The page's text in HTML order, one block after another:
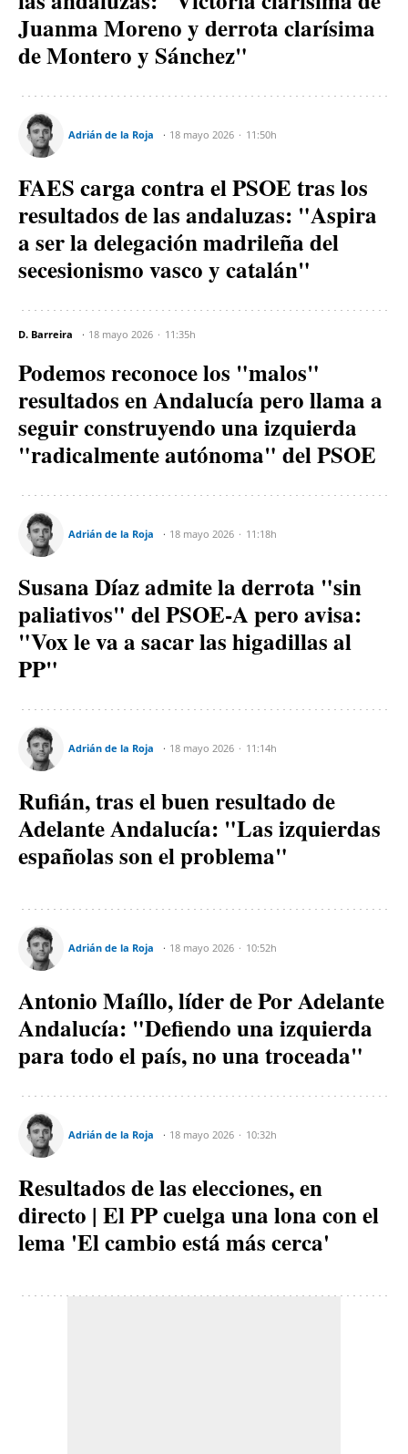
Juanma Moreno y derrota clarísima
de Montero y Sánchez"
Adrián de la Roja 18 mayo 2026 11:50h
FAES carga contra el PSOE tras los
resultados de las andaluzas: "Aspira
a ser la delegación madrileña del
secesionismo vasco y catalán"
D. Barreira 18 mayo 2026 11:35h
Podemos reconoce los "malos"
resultados en Andalucía pero llama a
seguir construyendo una izquierda
"radicalmente autónoma" del PSOE
Adrián de la Roja 18 mayo 2026 11:18h
Susana Díaz admite la derrota "sin
paliativos" del PSOE-A pero avisa:
"Vox le va a sacar las higadillas al
PP"
Adrián de la Roja 18 mayo 2026 11:14h
Rufián, tras el buen resultado de
Adelante Andalucía: "Las izquierdas
españolas son el problema"
Adrián de la Roja 18 mayo 2026 10:52h
Antonio Maíllo, líder de Por Adelante
Andalucía: "Defiendo una izquierda
para todo el país, no una troceada"
Adrián de la Roja 18 mayo 2026 10:32h
Resultados de las elecciones, en
directo | El PP cuelga una lona con el
lema 'El cambio está más cerca'